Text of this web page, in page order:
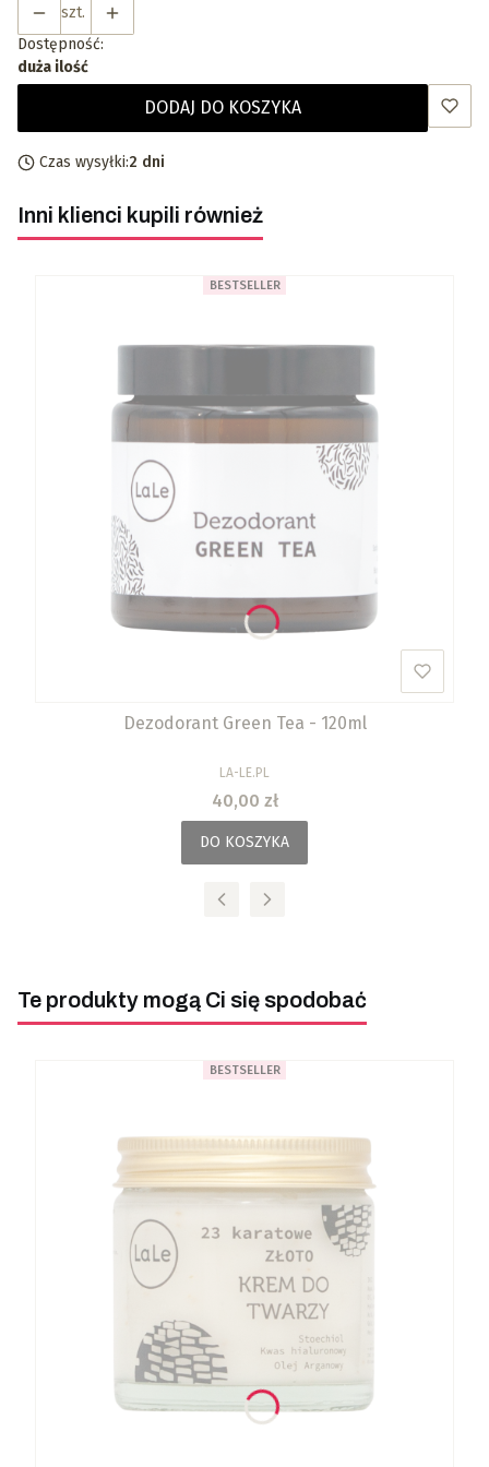
szt.
Dostępność:
duża ilość
DODAJ DO KOSZYKA
Czas wysyłki:2 dni
Inni klienci kupili również
BESTSELLER
Dezodorant Green Tea - 120ml
PRODUCENT
LA-LE.PL
Cena
40,00 zł
DO KOSZYKA
Te produkty mogą Ci się spodobać
BESTSELLER